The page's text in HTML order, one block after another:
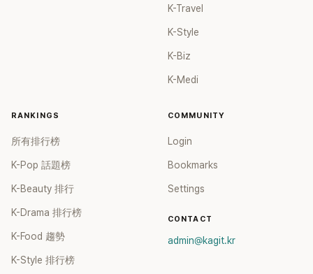
K-Travel
K-Style
K-Biz
K-Medi
RANKINGS
所有排行榜
K-Pop 話題榜
K-Beauty 排行
K-Drama 排行榜
K-Food 趨勢
K-Style 排行榜
COMMUNITY
Login
Bookmarks
Settings
CONTACT
admin@kagit.kr